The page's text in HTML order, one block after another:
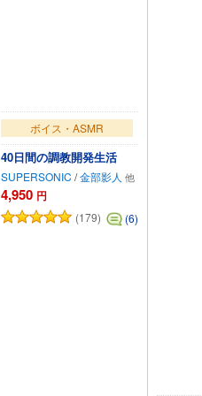
ボイス・ASMR
40日間の調教開発生活
SUPERSONIC /金部影人
4,950 円
(179) (6)